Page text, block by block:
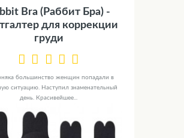
Bra (Раббит Бра) -
для коррекции
груди
большинство женщин попадали в
ситуацию. Наступил знаменательный
день. Красивейшее...